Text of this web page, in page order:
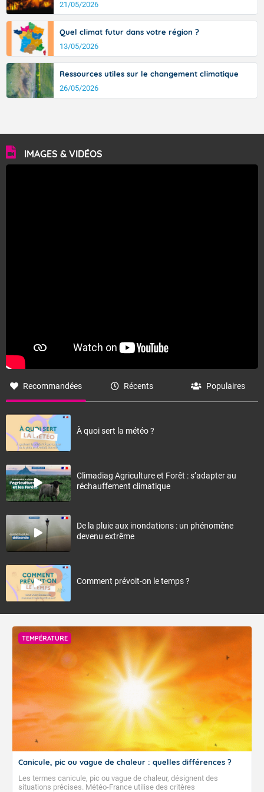
21/05/2026
Quel climat futur dans votre région ?
13/05/2026
Ressources utiles sur le changement climatique
26/05/2026
IMAGES & VIDÉOS
Recommandées Récents Populaires
À quoi sert la météo ?
Climadiag Agriculture et Forêt : s’adapter au
réchauffement climatique
De la pluie aux inondations : un phénomène
devenu extrême
Comment prévoit-on le temps ?
TEMPÉRATURE
Canicule, pic ou vague de chaleur : quelles différences ?
Les termes canicule, pic ou vague de chaleur, désignent des
situations précises. Météo-France utilise des critères